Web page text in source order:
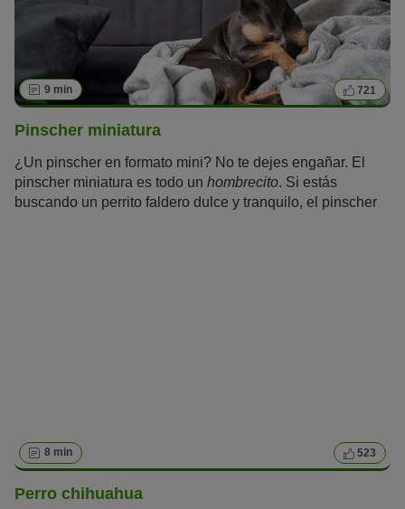
9 min 721
Pinscher miniatura
¿Un pinscher en formato mini? No te dejes engañar. El
pinscher miniatura es todo un hombrecito. Si estás
buscando un perrito faldero dulce y tranquilo, el pinscher
8 min 523
Perro chihuahua